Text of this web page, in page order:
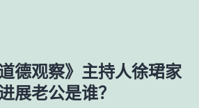
德观察》主持人徐珺家
展老公是谁？